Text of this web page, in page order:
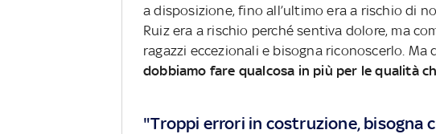
a disposizione, fino all’ultimo era a rischio di
Ruiz era a rischio perché sentiva dolore, ma
ragazzi eccezionali e bisogna riconoscerlo.
dobbiamo fare qualcosa in più per le qualità
"Troppi errori in costruzione, bisogna